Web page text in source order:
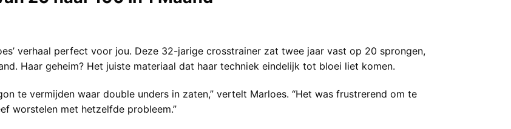
verhaal perfect voor jou. Deze 32-jarige crosstrainer zat twee jaar vast op 20 sprongen,
Haar geheim? Het juiste materiaal dat haar techniek eindelijk tot bloei liet komen.
te vermijden waar double unders in zaten,” vertelt Marloes. “Het was frustrerend om te
worstelen met hetzelfde probleem.”